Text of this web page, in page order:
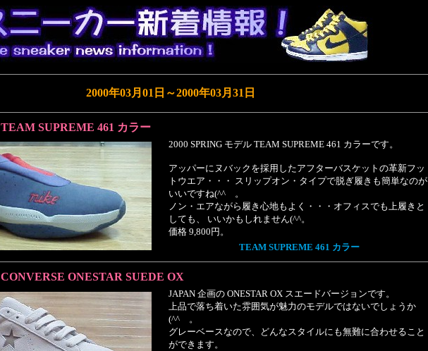
2000年03月01日～2000年03月31日
TEAM SUPREME 461 カラー
2000 SPRING モデル TEAM SUPREME 461 カラーです。
アッパーにヌバックを採用したアフターバスケットの革新フッ
トウエア・・・ スリップオン・タイプで脱ぎ履きも簡単なのが
いいですね(^^ゞ。
ノン・エアながら履き心地もよく・・・オフィスでも上履きと
しても、 いいかもしれません(^^。
価格 9,800円。
TEAM SUPREME 461 カラー
CONVERSE ONESTAR SUEDE OX
JAPAN 企画の ONESTAR OX スエードバージョンです。
上品で落ち着いた雰囲気が魅力のモデルではないでしょうか
(^^ゞ。
グレーベースなので、どんなスタイルにも無難に合わせること
ができます。